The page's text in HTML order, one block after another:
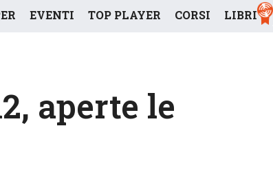
EVENTI TOP PLAYER CORSI LIBRI
aperte le